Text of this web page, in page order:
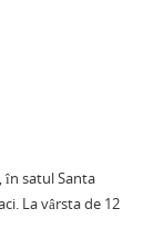
în satul Santa
La vârsta de 12